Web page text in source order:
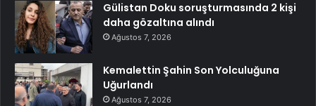
Gülistan Doku soruşturmasında 2 kişi
daha gözaltına alındı
Ağustos 7, 2026
Kemalettin Şahin Son Yolculuğuna
Uğurlandı
Ağustos 7, 2026